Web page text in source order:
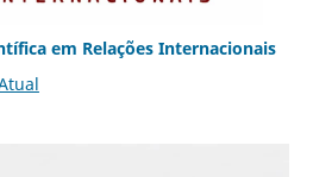
em Relações Internacionais